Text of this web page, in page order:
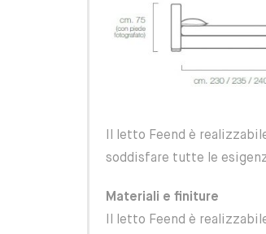
Il letto Feend è
soddisfare tutte le
Materiali e finiture
Il letto Feend è